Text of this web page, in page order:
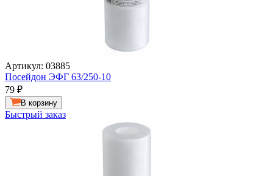
Артикул: 03885
Посейдон ЭФГ 63/250-10
79 ₽
В корзину
Быстрый заказ